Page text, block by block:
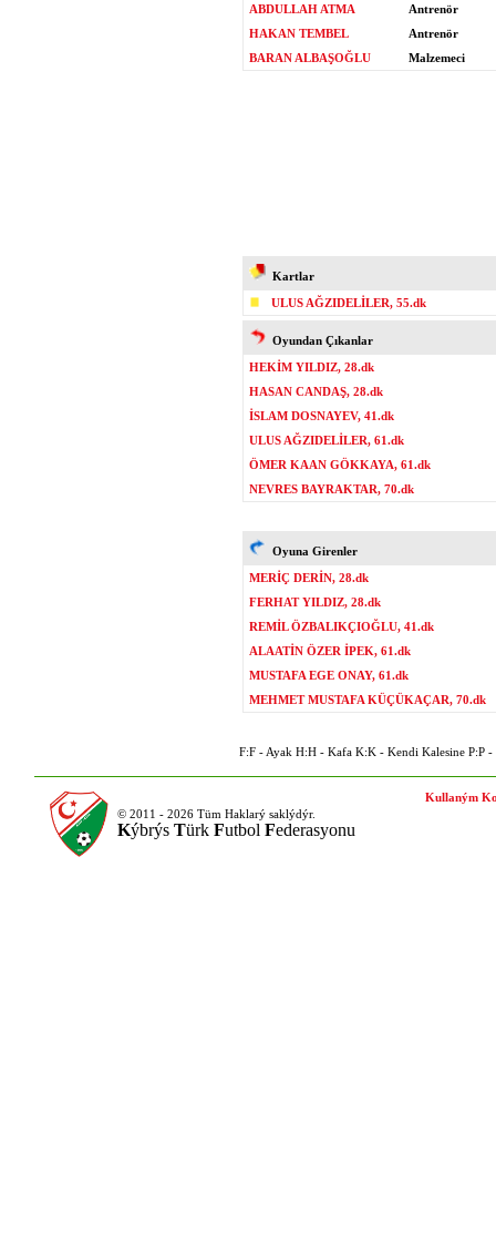
ABDULLAH ATMA
Antrenör
HAKAN TEMBEL
Antrenör
BARAN ALBAŞOĞLU
Malzemeci
Kartlar
ULUS AĞZIDELİLER, 55.dk
Oyundan Çıkanlar
HEKİM YILDIZ, 28.dk
HASAN CANDAŞ, 28.dk
İSLAM DOSNAYEV, 41.dk
ULUS AĞZIDELİLER, 61.dk
ÖMER KAAN GÖKKAYA, 61.dk
NEVRES BAYRAKTAR, 70.dk
Oyuna Girenler
MERİÇ DERİN, 28.dk
FERHAT YILDIZ, 28.dk
REMİL ÖZBALIKÇIOĞLU, 41.dk
ALAATİN ÖZER İPEK, 61.dk
MUSTAFA EGE ONAY, 61.dk
MEHMET MUSTAFA KÜÇÜKAÇAR, 70.dk
F:F - Ayak H:H - Kafa K:K - Kendi Kalesine P:P -
© 2011 - 2026 Tüm Haklarý saklýdýr.
Kýbrýs Türk Futbol Federasyonu
Kullaným